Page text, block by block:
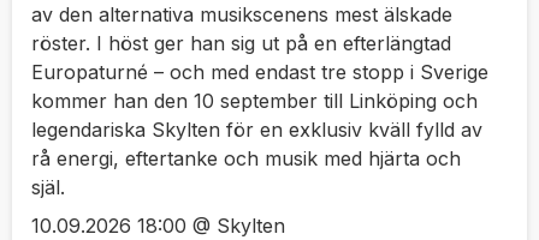
av den alternativa musikscenens mest älskade
röster. I höst ger han sig ut på en efterlängtad
Europaturné – och med endast tre stopp i Sverige
kommer han den 10 september till Linköping och
legendariska Skylten för en exklusiv kväll fylld av
rå energi, eftertanke och musik med hjärta och
själ.
10.09.2026 18:00 @ Skylten